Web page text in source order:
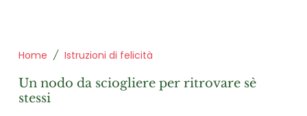
Home Istruzioni di felicità
un nodo da sciogliere per ritrovare sè
stessi